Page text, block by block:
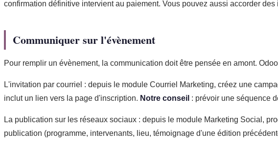
confirmation définitive intervient au paiement. Vous pouvez aussi accorder
Communiquer sur l'évènement
Pour remplir un évènement, la communication doit être pensée en amont.
L'invitation par courriel : depuis le module Courriel Marketing, créez une
inclut un lien vers la page d'inscription. Notre conseil : prévoir une séquence
La publication sur les réseaux sociaux : depuis le module Marketing Social,
publication (programme, intervenants, lieu, témoignage d'une édition